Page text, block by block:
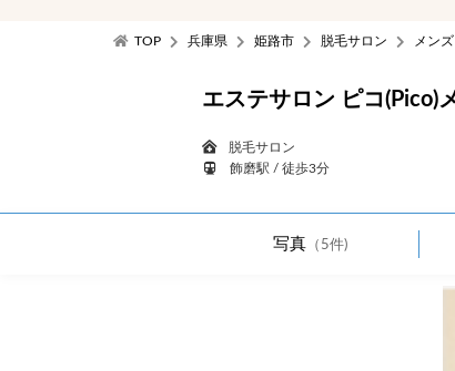
TOP 兵庫県 姫路市 脱毛サロン メンズ
エステサロン ピコ(Pico)
脱毛サロン
飾磨駅 / 徒歩3分
写真 （5件)